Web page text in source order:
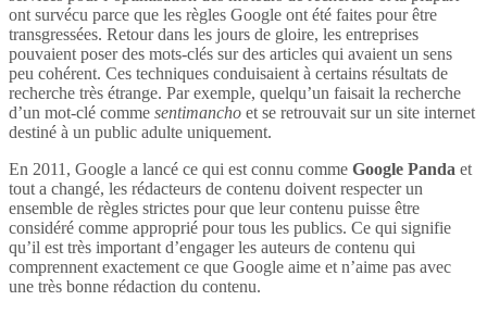
ont survécu parce que les règles Google ont été faites pour être
transgressées. Retour dans les jours de gloire, les entreprises
pouvaient poser des mots-clés sur des articles qui avaient un sens
peu cohérent. Ces techniques conduisaient à certains résultats de
recherche très étrange. Par exemple, quelqu’un faisait la recherche
d’un mot-clé comme sentimancho et se retrouvait sur un site internet
destiné à un public adulte uniquement.
En 2011, Google a lancé ce qui est connu comme Google Panda et
tout a changé, les rédacteurs de contenu doivent respecter un
ensemble de règles strictes pour que leur contenu puisse être
considéré comme approprié pour tous les publics. Ce qui signifie
qu’il est très important d’engager les auteurs de contenu qui
comprennent exactement ce que Google aime et n’aime pas avec
une très bonne rédaction du contenu.